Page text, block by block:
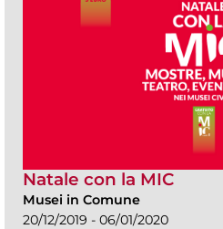
Natale con la MIC
Musei in Comune
20/12/2019 - 06/01/2020